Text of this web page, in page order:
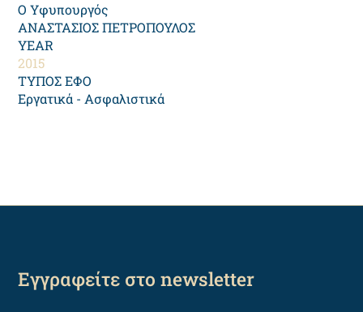
Ο Υφυπουργός
ΑΝΑΣΤΑΣΙΟΣ ΠΕΤΡΟΠΟΥΛΟΣ
YEAR
2015
ΤΥΠΟΣ ΕΦΟ
Εργατικά - Ασφαλιστικά
Εγγραφείτε στο newsletter